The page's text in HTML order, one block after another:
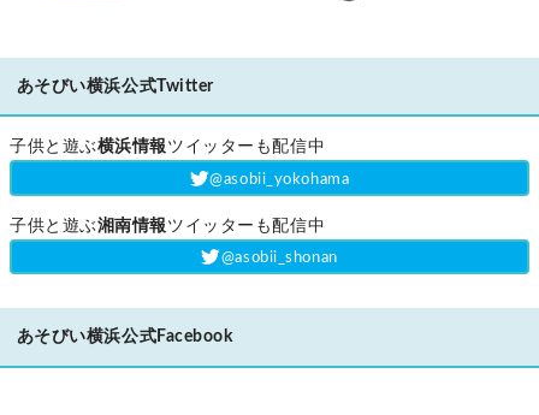
あそびい横浜公式Twitter
子供と遊ぶ横浜情報 ツイッターも配信中
‎@asobii_yokohama
子供と遊ぶ湘南情報 ツイッターも配信中
‎@asobii_shonan
あそびい横浜公式Facebook